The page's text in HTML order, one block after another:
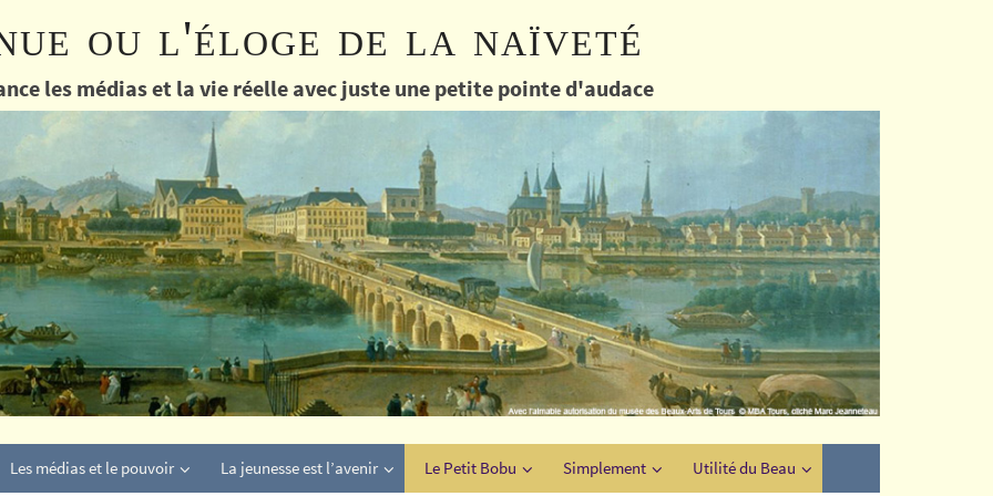
ou l'éloge de la naïveté
les médias et la vie réelle avec juste une petite pointe d'audace
Les médias et le pouvoir La jeunesse est l’avenir Le Petit Bobu Simplement Utilité du Beau